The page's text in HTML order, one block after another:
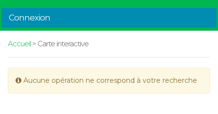
Connexion
Accueil> Carte interactive
Aucune opération ne correspond à votre recherche